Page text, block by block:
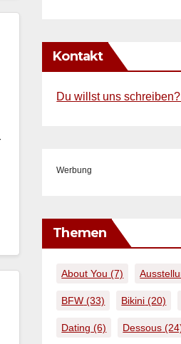
Kontakt
Du willst uns
Werbung
Themen
About You (7)
BFW (33) Bikini (20)
Dating (6) Dessous